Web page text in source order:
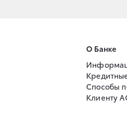
О Банке
Способы
Клиенту